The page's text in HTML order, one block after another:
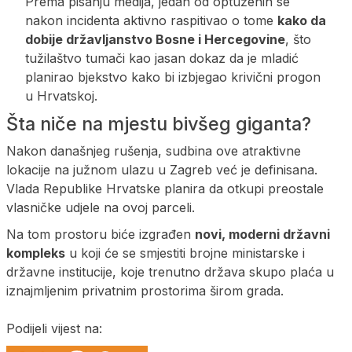
nakon incidenta aktivno raspitivao o tome kako da
dobije državljanstvo Bosne i Hercegovine, što
tužilaštvo tumači kao jasan dokaz da je mladić
planirao bjekstvo kako bi izbjegao krivični progon
u Hrvatskoj.
Šta niče na mjestu bivšeg giganta?
Nakon današnjeg rušenja, sudbina ove atraktivne
lokacije na južnom ulazu u Zagreb već je definisana.
Vlada Republike Hrvatske planira da otkupi preostale
vlasničke udjele na ovoj parceli.
Na tom prostoru biće izgrađen novi, moderni državni
kompleks u koji će se smjestiti brojne ministarske i
državne institucije, koje trenutno država skupo plaća u
iznajmljenim privatnim prostorima širom grada.
Podijeli vijest na: